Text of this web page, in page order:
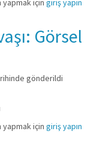
yapmak için giriş yapın
Görsel
gönderildi
yapmak için giriş yapın